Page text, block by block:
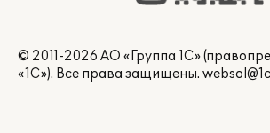
© 2011-2026 АО «Группа 1С»
«1С»). Все права защищены.